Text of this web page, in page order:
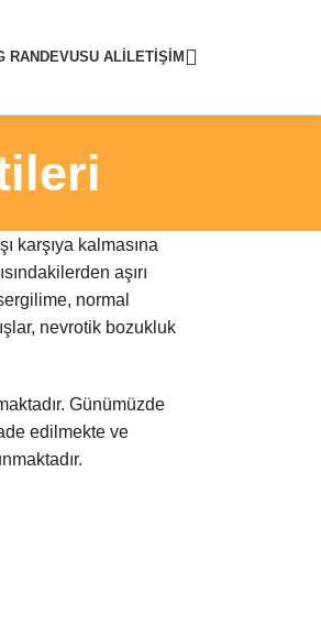
RANDEVUSU AL İLETIŞIM
karşıya kalmasına
aşırı
normal
nevrotik bozukluk
Günümüzde
edilmekte ve